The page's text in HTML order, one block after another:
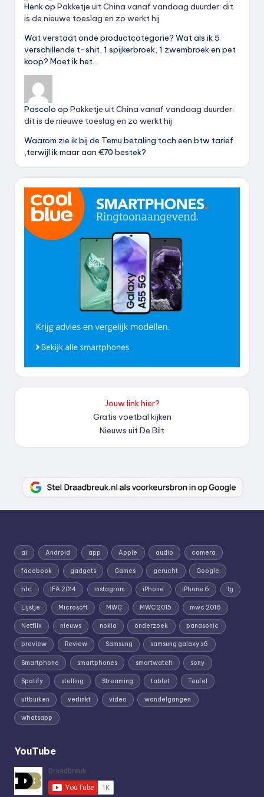
Henkop Pakketje uit China vanaf vandaag duurder: dit
is de nieuwe toeslag en zo werkt hij
Wat verstaat onde productcategorie? Wat als ik 5
verschillende t-shit, 1 spijkerbroek, 1 zwembroek en pet
koop? Moet ik het…
Pascolo op Pakketje uit China vanaf vandaag duurder:
dit is de nieuwe toeslag en zo werkt hij
Waarom zie ik bij de Temu betaling toch een btw tarief
,terwijl ik maar aan €70 bestek?
Jouw link hier?
Gratis voetbal kijken
Nieuws uit De Bilt
ai Android app Apple audio camera
facebook gadgets Games gerucht Google
htc IFA 2014 instagram iPhone iPhone 6 lg
Lijstje Microsoft MWC MWC 2015 mwc 2016
Netflix nieuws nokia onderzoek panasonic
preview Review Samsung samsung galaxy s6
Smartphone smartphones smartwatch sony
Spotify stelling Streaming tablet Teufel
uitbuiken verlinkt video wandelgangen
whatsapp
YouTube